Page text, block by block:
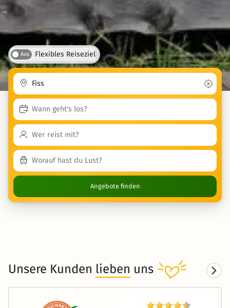
Aus Flexibles Reiseziel
Angebote finden
Unsere Kunden lieben uns